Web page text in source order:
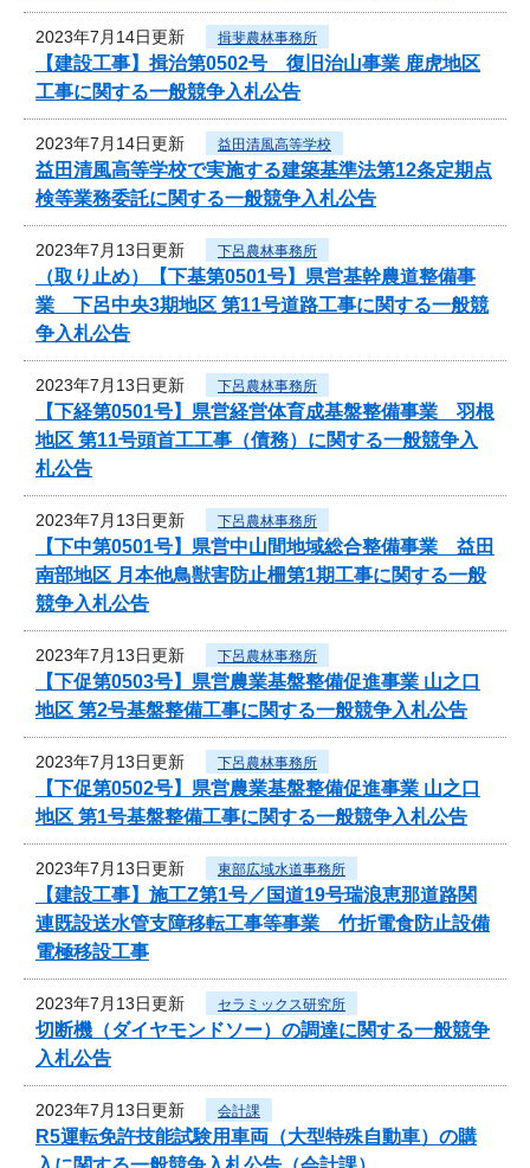
2023年7月14日更新 揖斐農林事務所
【建設工事】揖治第0502号 復旧治山事業 鹿虎地区
工事に関する一般競争入札公告
2023年7月14日更新 益田清風高等学校
益田清風高等学校で実施する建築基準法第12条定期点
検等業務委託に関する一般競争入札公告
2023年7月13日更新 下呂農林事務所
（取り止め）【下基第0501号】県営基幹農道整備事
業 下呂中央3期地区 第11号道路工事に関する一般競
争入札公告
2023年7月13日更新 下呂農林事務所
【下経第0501号】県営経営体育成基盤整備事業 羽根
地区 第11号頭首工工事（債務）に関する一般競争入
札公告
2023年7月13日更新 下呂農林事務所
【下中第0501号】県営中山間地域総合整備事業 益田
南部地区 月本他鳥獣害防止柵第1期工事に関する一般
競争入札公告
2023年7月13日更新 下呂農林事務所
【下促第0503号】県営農業基盤整備促進事業 山之口
地区 第2号基盤整備工事に関する一般競争入札公告
2023年7月13日更新 下呂農林事務所
【下促第0502号】県営農業基盤整備促進事業 山之口
地区 第1号基盤整備工事に関する一般競争入札公告
2023年7月13日更新 東部広域水道事務所
【建設工事】施工Z第1号／国道19号瑞浪恵那道路関
連既設送水管支障移転工事等事業 竹折電食防止設備
電極移設工事
2023年7月13日更新 セラミックス研究所
切断機（ダイヤモンドソー）の調達に関する一般競争
入札公告
2023年7月13日更新 会計課
R5運転免許技能試験用車両（大型特殊自動車）の購